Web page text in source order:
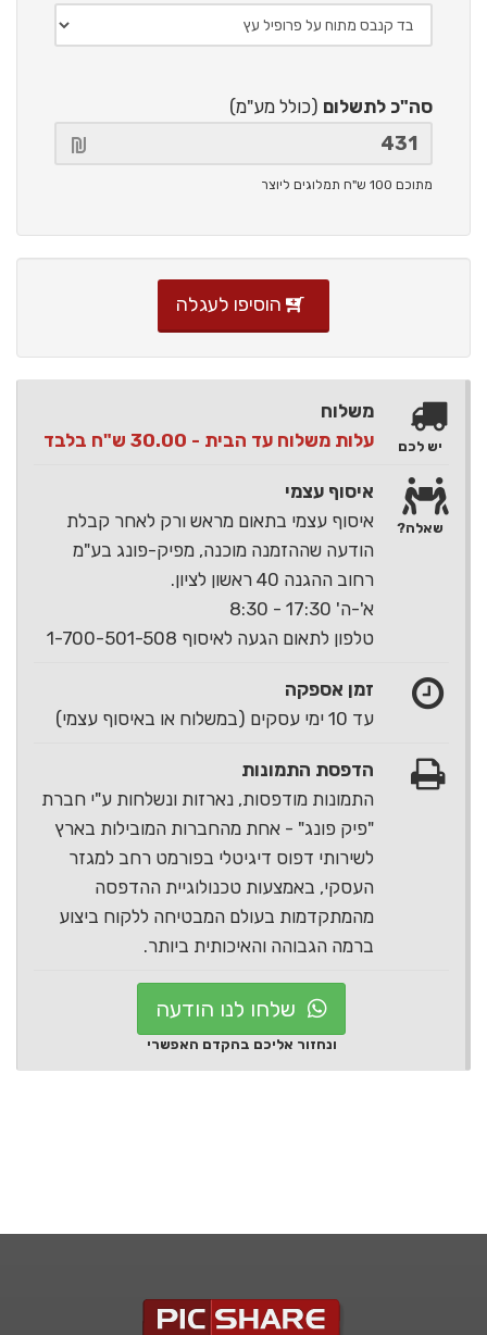
סה"כ לתשלום (כולל מע"מ)
מתוכם 100 ש"ח תמלוגים ליוצר
הוסיפו לעגלה
משלוח
עלות משלוח עד הבית - 30.00 ש"ח בלבד
איסוף עצמי
איסוף עצמי בתאום מראש ורק לאחר קבלת
הודעה שההזמנה מוכנה, מפיק-פונג בע"מ
רחוב ההגנה 40 ראשון לציון.
א'-ה' 17:30 - 8:30
טלפון לתאום הגעה לאיסוף 1-700-501-508
זמן אספקה
עד 10 ימי עסקים (במשלוח או באיסוף עצמי)
הדפסת התמונות
התמונות מודפסות, נארזות ונשלחות ע"י חברת
"פיק פונג" - אחת מהחברות המובילות בארץ
לשירותי דפוס דיגיטלי בפורמט רחב למגזר
העסקי, באמצעות טכנולוגיית ההדפסה
מהמתקדמות בעולם המבטיחה ללקוח ביצוע
ברמה הגבוהה והאיכותית ביותר.
יש לכם
שאלה?
שלחו לנו הודעה
ונחזור אליכם בהקדם האפשרי